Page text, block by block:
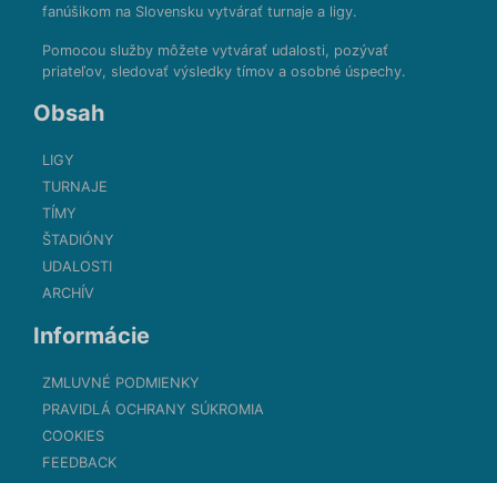
fanúšikom na Slovensku vytvárať turnaje a ligy.
Pomocou služby môžete vytvárať udalosti, pozývať
priateľov, sledovať výsledky tímov a osobné úspechy.
Obsah
LIGY
TURNAJE
TÍMY
ŠTADIÓNY
UDALOSTI
ARCHÍV
Informácie
ZMLUVNÉ PODMIENKY
PRAVIDLÁ OCHRANY SÚKROMIA
COOKIES
FEEDBACK